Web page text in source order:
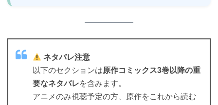
ネタバレ注意
以下のセクションは原作コミックス3巻以降の重
要なネタバレを含みます。
アニメのみ視聴予定の方、原作をこれから読む